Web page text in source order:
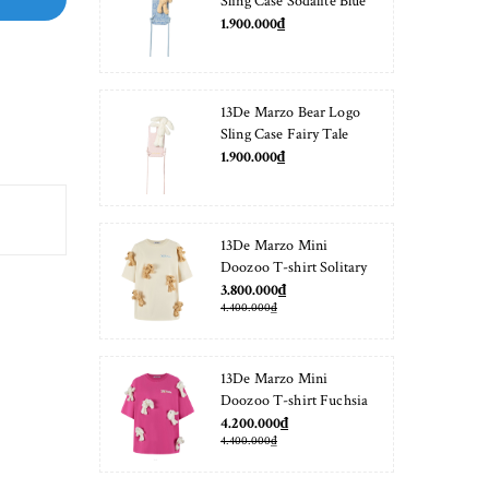
1.900.000₫
13De Marzo Bear Logo
Sling Case Fairy Tale
1.900.000₫
13De Marzo Mini
Doozoo T-shirt Solitary
Star
3.800.000₫
4.400.000₫
13De Marzo Mini
Doozoo T-shirt Fuchsia
Fedora
4.200.000₫
4.400.000₫